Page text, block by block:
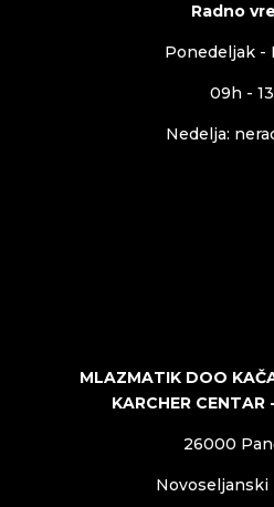
Radno
Ponedeljak -
09h -
Nedelja:
MLAZMATIK DOO
KARCHER
26000
Novoseljanski